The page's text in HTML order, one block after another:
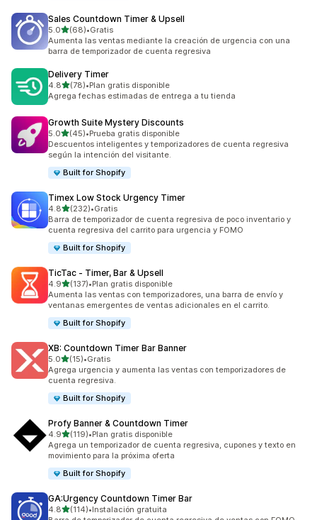
Sales Countdown Timer & Upsell
5.0de 5 estrellas
(68)
68 reseñas en total
•Gratis
Aumenta las ventas mediante la creación de urgencia con una
barra de temporizador de cuenta regresiva
Delivery Timer
4.8de 5 estrellas
(78)
78 reseñas en total
•Plan gratis disponible
Agrega fechas estimadas de entrega a tu tienda
Growth Suite Mystery Discounts
5.0de 5 estrellas
(45)
45 reseñas en total
•Prueba gratis disponible
Descuentos inteligentes y temporizadores de cuenta regresiva
según la intención del visitante.
Built for Shopify
Timex Low Stock Urgency Timer
4.8de 5 estrellas
(232)
232 reseñas en total
•Gratis
Barra de temporizador de cuenta regresiva de poco inventario y
cuenta regresiva del carrito para urgencia y FOMO
Built for Shopify
TicTac ‑ Timer, Bar & Upsell
4.9de 5 estrellas
(137)
137 reseñas en total
•Plan gratis disponible
Aumenta las ventas con temporizadores, una barra de envío y
ventanas emergentes de ventas adicionales en el carrito.
Built for Shopify
XB: Countdown Timer Bar Banner
5.0de 5 estrellas
(15)
15 reseñas en total
•Gratis
Agrega urgencia y aumenta las ventas con temporizadores de
cuenta regresiva.
Built for Shopify
Profy Banner & Countdown Timer
4.9de 5 estrellas
(119)
119 reseñas en total
•Plan gratis disponible
Agrega un temporizador de cuenta regresiva, cupones y texto en
movimiento para la próxima oferta
Built for Shopify
GA:Urgency Countdown Timer Bar
4.8de 5 estrellas
(114)
114 reseñas en total
•Instalación gratuita